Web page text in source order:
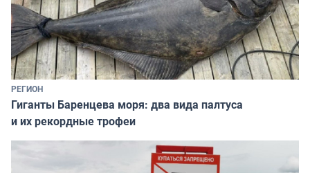
РЕГИОН
Гиганты Баренцева моря: два вида палтуса
и их рекордные трофеи